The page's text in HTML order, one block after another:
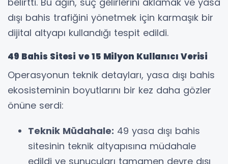
dışı bahis trafiğini yönetmek için karmaşık bir
dijital altyapı kullandığı tespit edildi.
49 Bahis Sitesi ve 15 Milyon Kullanıcı Verisi
Operasyonun teknik detayları, yasa dışı bahis
ekosisteminin boyutlarını bir kez daha gözler
önüne serdi:
Teknik Müdahale: 49 yasa dışı bahis
sitesinin teknik altyapısına müdahale
edildi ve sunucuları tamamen devre dışı